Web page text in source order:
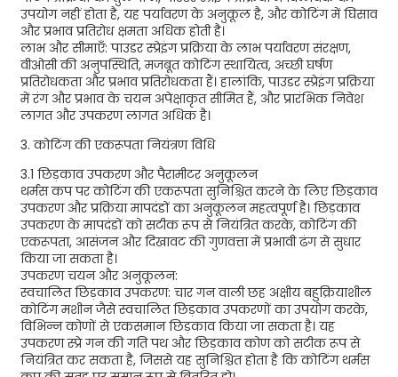
उपयोग नहीं होता है, यह पर्यावरण के अनुकूल है, और कोटिंग में घिसाव
और प्रभाव प्रतिरोध क्षमता अधिक होती है।
लाभ और सीमाएँ: पाउडर स्प्रेइंग प्रक्रिया के लाभ पर्यावरण संरक्षण,
वीओसी की अनुपस्थिति, मजबूत कोटिंग स्थायित्व, अच्छी घर्षण
प्रतिरोधकता और प्रभाव प्रतिरोधकता हैं। हालांकि, पाउडर स्प्रेइंग प्रक्रिया
में रंग और प्रभाव के चयन अपेक्षाकृत सीमित हैं, और प्रारंभिक निवेश
लागत और उपकरण लागत अधिक है।
3. कोटिंग की एकरूपता नियंत्रण विधि
3.1 छिड़काव उपकरण और पैरामीटर अनुकूलन
थर्मस कप पर कोटिंग की एकरूपता सुनिश्चित करने के लिए छिड़काव
उपकरण और प्रक्रिया मापदंडों का अनुकूलन महत्वपूर्ण है। छिड़काव
उपकरण के मापदंडों को सटीक रूप से नियंत्रित करके, कोटिंग की
एकरूपता, आसंजन और दिखावट की गुणवत्ता में प्रभावी ढंग से सुधार
किया जा सकता है।
उपकरण चयन और अनुकूलन:
स्वचालित छिड़काव उपकरण: चार गन वाली छह अक्षीय बहुक्रियाशील
कोटिंग मशीन जैसे स्वचालित छिड़काव उपकरणों का उपयोग करके,
विभिन्न कोणों से एकसमान छिड़काव किया जा सकता है। यह
उपकरण स्प्रे गन की गति पथ और छिड़काव कोण को सटीक रूप से
नियंत्रित कर सकता है, जिससे यह सुनिश्चित होता है कि कोटिंग थर्मस